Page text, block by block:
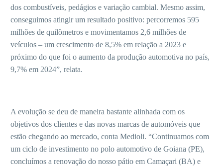
dos combustíveis, pedágios e variação cambial. Mesmo assim,
conseguimos atingir um resultado positivo: percorremos 595
milhões de quilômetros e movimentamos 2,6 milhões de
veículos – um crescimento de 8,5% em relação a 2023 e
próximo do que foi o aumento da produção automotiva no país,
9,7% em 2024”, relata.
A evolução se deu de maneira bastante alinhada com os
objetivos dos clientes e das novas marcas de automóveis que
estão chegando ao mercado, conta Medioli. “Continuamos com
um ciclo de investimento no polo automotivo de Goiana (PE),
concluímos a renovação do nosso pátio em Camaçari (BA) e